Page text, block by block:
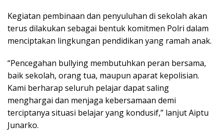
Kegiatan pembinaan dan penyuluhan di sekolah akan
terus dilakukan sebagai bentuk komitmen Polri dalam
menciptakan lingkungan pendidikan yang ramah anak.
“Pencegahan bullying membutuhkan peran bersama,
baik sekolah, orang tua, maupun aparat kepolisian.
Kami berharap seluruh pelajar dapat saling
menghargai dan menjaga kebersamaan demi
terciptanya situasi belajar yang kondusif,” lanjut Aiptu
Junarko.